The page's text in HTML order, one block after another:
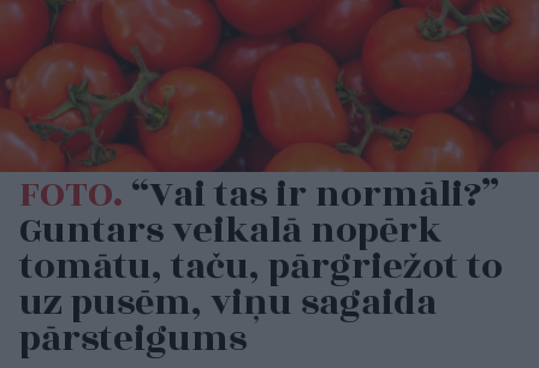
FOTO.“Vai tas ir normāli?”
Guntars veikalā nopērk
tomātu, taču, pārgriežot to
uz pusēm, viņu sagaida
pārsteigums